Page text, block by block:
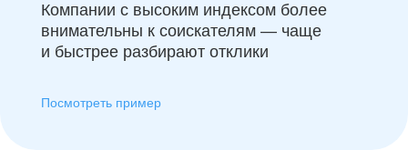
Компании с высоким индексом более
внимательны к соискателям — чаще
и быстрее разбирают отклики
Посмотреть пример